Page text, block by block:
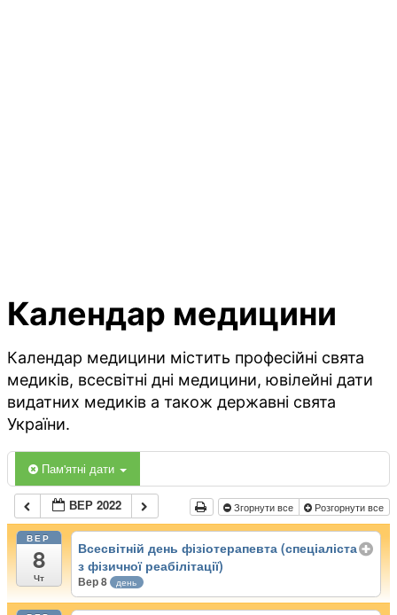
Календар медицини
Календар медицини містить професійні свята
медиків, всесвітні дні медицини, ювілейні дати
видатних медиків а також державні свята
України.
Пам'ятні дати
ВЕР 2022 Згорнути все Розгорнути все
ВЕР
8
Чт
Всесвітній день фізіотерапевта (спеціаліста
з фізичної реабілітації)
Вер 8 день